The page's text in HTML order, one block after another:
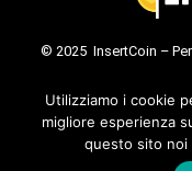
© 2025 InsertCoin –
Utilizziamo i cookie
migliore esperienza
questo sito noi